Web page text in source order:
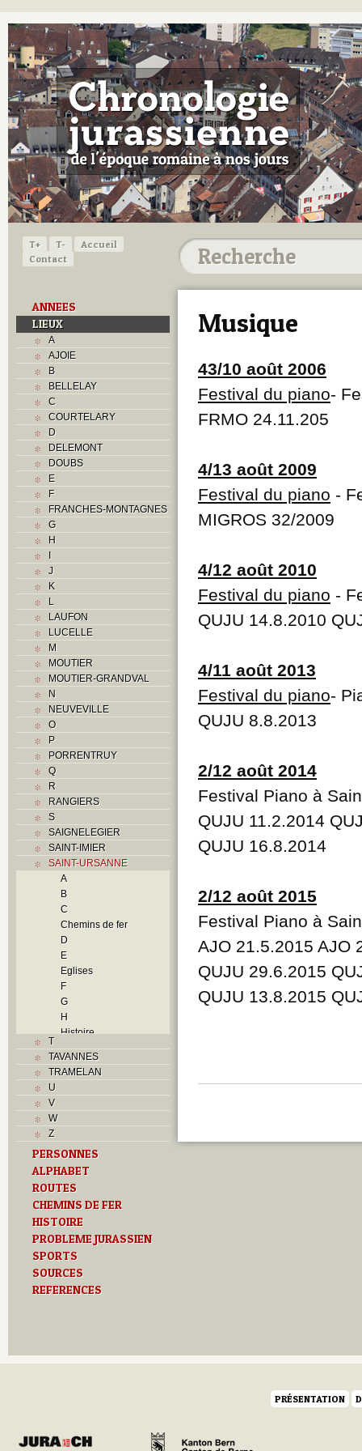
T+ T-
Accueil
Contact
ANNEES
LIEUX
A
AJOIE
B
BELLELAY
C
COURTELARY
D
DELEMONT
DOUBS
E
F
FRANCHES-MONTAGNES
G
H
I
J
K
L
LAUFON
LUCELLE
M
MOUTIER
MOUTIER-GRANDVAL
N
NEUVEVILLE
O
P
PORRENTRUY
Q
R
RANGIERS
S
SAIGNELEGIER
SAINT-IMIER
SAINT-URSANNE
A
B
C
Chemins de fer
D
E
Eglises
F
G
H
Histoire
J
L
R
S
T
Textes
U
T
TAVANNES
TRAMELAN
U
V
W
Z
PERSONNES
ALPHABET
ROUTES
CHEMINS DE FER
HISTOIRE
PROBLEME JURASSIEN
SPORTS
SOURCES
REFERENCES
Musique
43/10 août 2006
Festival du piano-
FRMO 24.11.205
4/13 août 2009
Festival du piano -
MIGROS 32/2009
4/12 août 2010
Festival du piano -
QUJU 14.8.2010
4/11 août 2013
Festival du piano-
QUJU 8.8.2013
2/12 août 2014
Festival Piano à
QUJU 11.2.2014
QUJU 16.8.2014
2/12 août 2015
Festival Piano à
AJO 21.5.2015 AJO
QUJU 29.6.2015
QUJU 13.8.2015
PRÉSENTATION